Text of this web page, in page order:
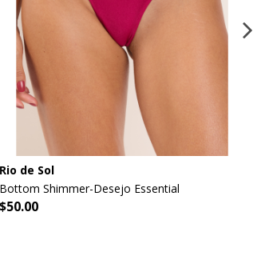
Rio de Sol
Bottom Shimmer-Desejo Essential
$50.00